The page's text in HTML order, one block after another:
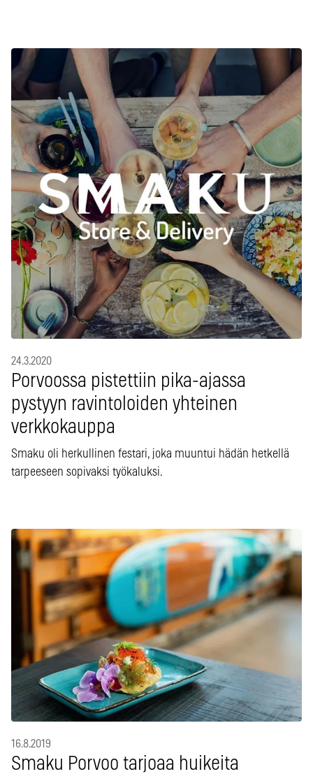
24.3.2020
Porvoossa pistettiin pika-ajassa
pystyyn ravintoloiden yhteinen
verkkokauppa
Smaku oli herkullinen festari, joka muuntui hädän hetkellä
tarpeeseen sopivaksi työkaluksi.
16.8.2019
Smaku Porvoo tarjoaa huikeita